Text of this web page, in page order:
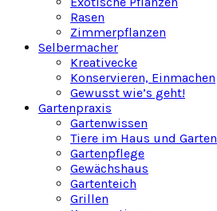
Rasen
Zimmerpflanzen
Selbermacher
Kreativecke
Konservieren, Einmachen
Gewusst wie’s geht!
Gartenpraxis
Gartenwissen
Tiere im Haus und Garten
Gartenpflege
Gewächshaus
Gartenteich
Grillen